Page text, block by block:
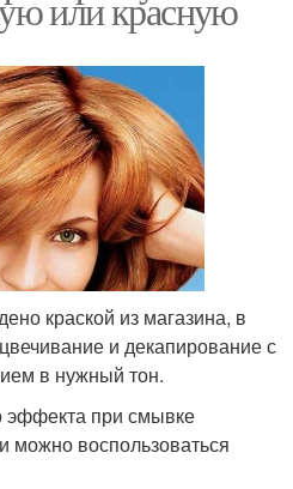
краской из магазина, в
и декапирование с
в нужный тон.
эффекта при смывке
можно воспользоваться